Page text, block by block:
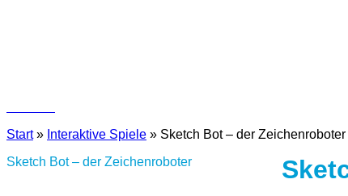
Start» Interaktive Spiele » Sketch Bot – der Zeichenroboter
Sketch Bot – der Zeichenroboter